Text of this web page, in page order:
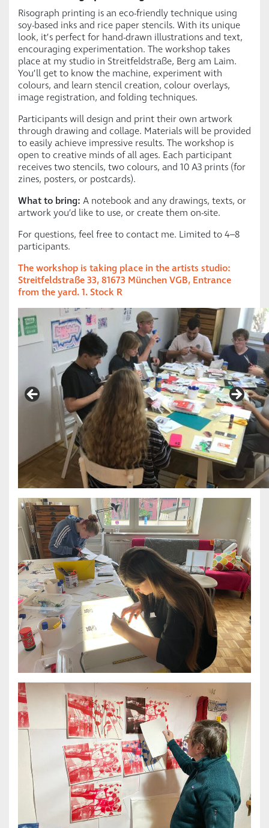
Risograph printing is an eco-friendly technique using
soy-based inks and rice paper stencils. With its unique
look, it’s perfect for hand-drawn illustrations and text,
encouraging experimentation. The workshop takes
place at my studio in Streitfeldstraße, Berg am Laim.
You’ll get to know the machine, experiment with
colours, and learn stencil creation, colour overlays,
image registration, and folding techniques.
Participants will design and print their own artwork
through drawing and collage. Materials will be provided
to easily achieve impressive results. The workshop is
open to creative minds of all ages. Each participant
receives two stencils, two colours, and 10 A3 prints (for
zines, posters, or postcards).
What to bring: A notebook and any drawings, texts, or
artwork you’d like to use, or create them on-site.
For questions, feel free to contact me. Limited to 4–8
participants.
The workshop is taking place in the artists studio:
Streitfeldstraße 33, 81673 München VGB, Entrance
from the yard. 1. Stock R